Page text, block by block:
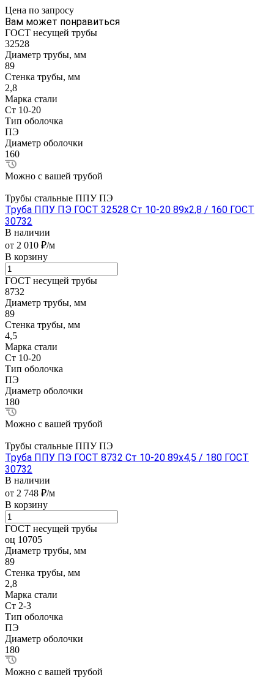
Цена по запросу
Вам может понравиться
ГОСТ несущей трубы
32528
Диаметр трубы, мм
89
Стенка трубы, мм
2,8
Марка стали
Ст 10-20
Тип оболочка
ПЭ
Диаметр оболочки
160
Можно с вашей трубой
Трубы стальные ППУ ПЭ
Труба ППУ ПЭ ГОСТ 32528 Ст 10-20 89x2,8 / 160 ГОСТ
30732
В наличии
от 2 010 ₽/м
В корзину
ГОСТ несущей трубы
8732
Диаметр трубы, мм
89
Стенка трубы, мм
4,5
Марка стали
Ст 10-20
Тип оболочка
ПЭ
Диаметр оболочки
180
Можно с вашей трубой
Трубы стальные ППУ ПЭ
Труба ППУ ПЭ ГОСТ 8732 Ст 10-20 89x4,5 / 180 ГОСТ
30732
В наличии
от 2 748 ₽/м
В корзину
ГОСТ несущей трубы
оц 10705
Диаметр трубы, мм
89
Стенка трубы, мм
2,8
Марка стали
Ст 2-3
Тип оболочка
ПЭ
Диаметр оболочки
180
Можно с вашей трубой